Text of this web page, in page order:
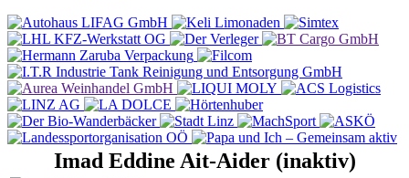
Imad Eddine Ait-Aider (inaktiv)